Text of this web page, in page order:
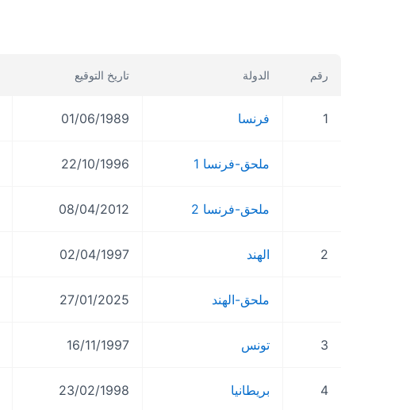
رقم الدولة تاريخ التوقيع
1 فرنسا 01/06/1989
ملحق-فرنسا 1 22/10/1996
ملحق-فرنسا 2 08/04/2012
2 الهند 02/04/1997
ملحق-الهند 27/01/2025
3 تونس 16/11/1997
4 بريطانيا 23/02/1998